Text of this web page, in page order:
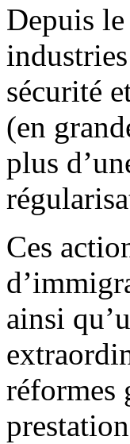
Depuis
sécurité
(en
plus
Ces
ainsi
réformes